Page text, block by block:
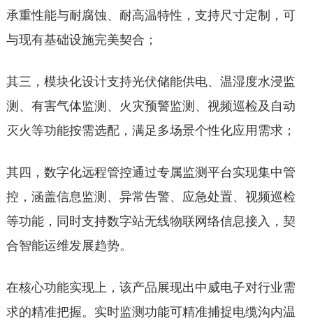
承重性能与耐腐蚀、耐高温特性，支持尺寸定制，可
与现有基础设施完美契合；
其三，模块化设计支持光伏储能供电、温湿度水浸监
测、有害气体监测、火灾预警监测、视频巡检及自动
灭火等功能按需选配，满足多场景个性化应用需求；
其四，数字化远程管控通过专属监测平台实现集中管
控，涵盖信息监测、异常告警、应急处置、视频巡检
等功能，同时支持数字站无线物联网络信息接入，契
合智能运维发展趋势。
在核心功能实现上，该产品展现出中威电子对行业需
求的精准把握。实时监测功能可精准捕捉电缆沟内温